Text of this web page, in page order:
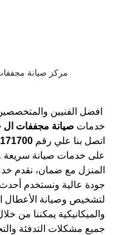
مركز صيانة
افضل الفنيين
خدمات صيانة مجففات
اتصل بنا علي رقم
على خدمات صيانة سريعة
المنزل مع ضمان، نقدم
جودة عالية ونستخدم أحدث
لتشخيص وصيانة الأعطال
والميكانيكية يمكننا من
جميع مشكلات التدفئة